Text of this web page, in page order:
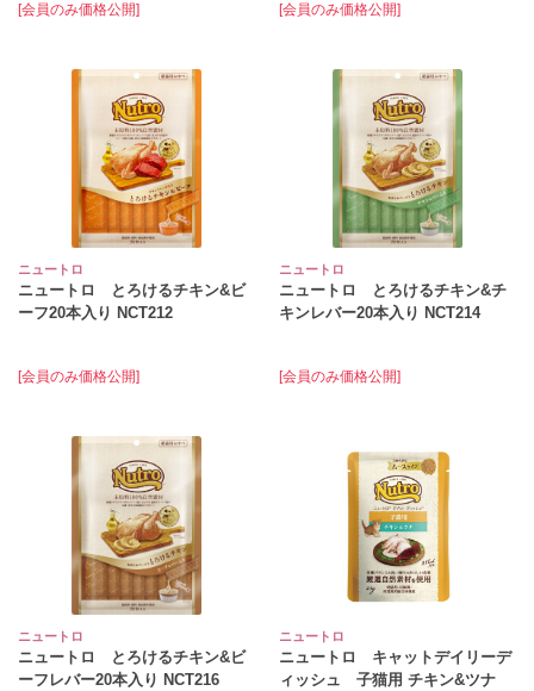
[会員のみ価格公開] [会員のみ価格公開]
ニュートロ
ニュートロ とろけるチキン&ビ
ーフ20本入り NCT212
[会員のみ価格公開]
ニュートロ
ニュートロ とろけるチキン&チ
キンレバー20本入り NCT214
[会員のみ価格公開]
ニュートロ
ニュートロ とろけるチキン&ビ
ーフレバー20本入り NCT216
ニュートロ
ニュートロ キャットデイリーデ
ィッシュ 子猫用 チキン&ツナ